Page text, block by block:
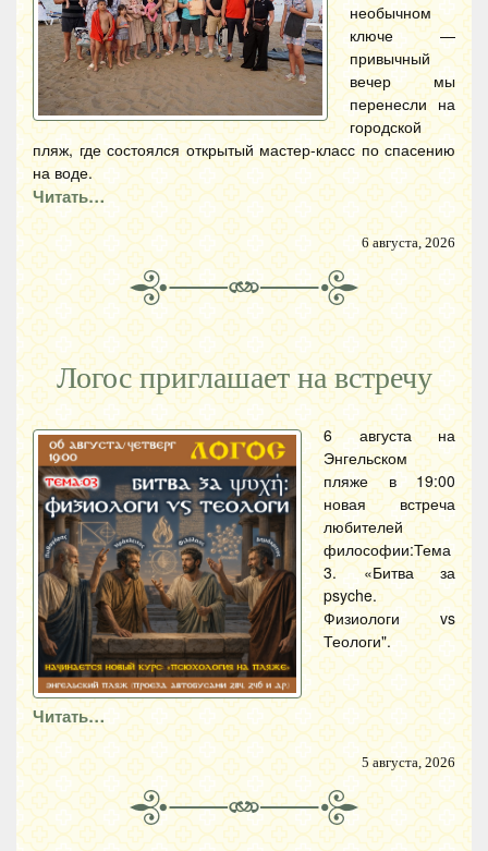
необычном
ключе —
привычный
вечер мы
перенесли на
городской
пляж, где состоялся открытый мастер-класс по спасению
на воде.
Читать…
6 августа, 2026
Логос приглашает на встречу
6 августа на
Энгельском
пляже в 19:00
новая встреча
любителей
философии:Тема
3. «Битва за
psyche.
Физиологи vs
Теологи".
Читать…
5 августа, 2026